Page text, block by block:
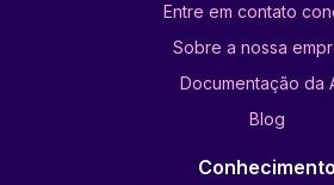
Entre em contato
Sobre a nossa
Documentação da
Blog
Conhecimento